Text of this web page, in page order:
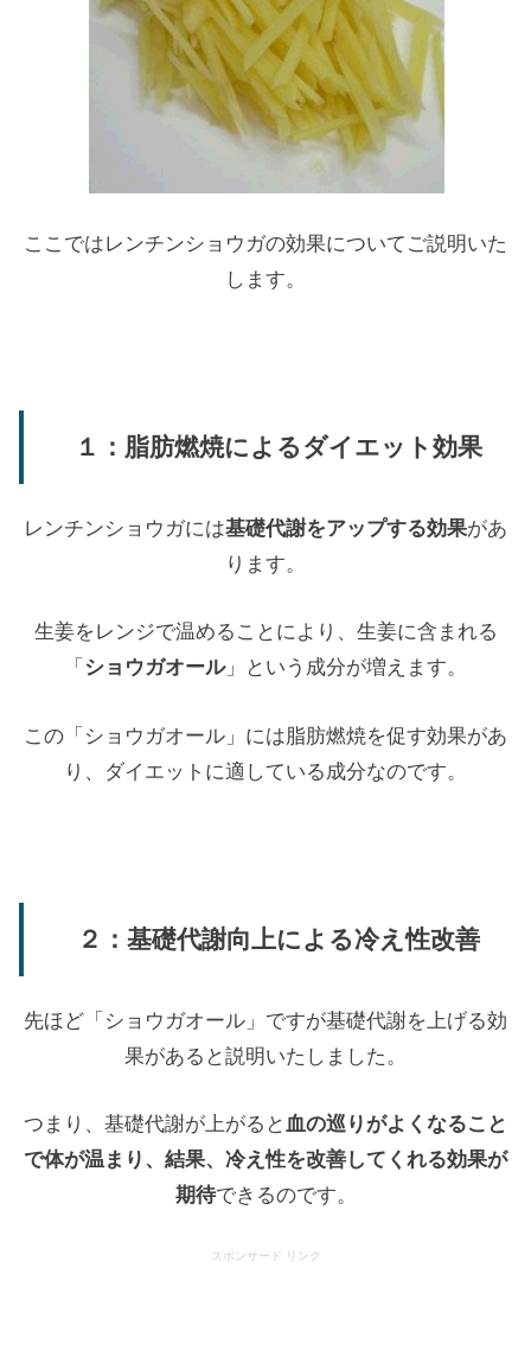
ここではレンチンショウガの効果についてご説明いた
します。
１：脂肪燃焼によるダイエット効果
レンチンショウガには基礎代謝をアップする効果があ
ります。
生姜をレンジで温めることにより、生姜に含まれる
「 ショウガオール」という成分が増えます。
この「ショウガオール」には脂肪燃焼を促す効果があ
り、ダイエットに適している成分なのです。
２：基礎代謝向上による冷え性改善
先ほど「ショウガオール」ですが基礎代謝を上げる効
果があると説明いたしました。
つまり、基礎代謝が上がると血の巡りがよくなること
で体が温まり、結果、冷え性を改善してくれる効果が
期待できるのです。
スポンサード リンク